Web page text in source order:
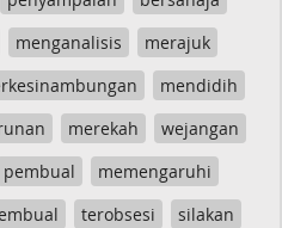
menganalisis
merajuk
mendidih
merekah
wejangan
pembual
memengaruhi
terobsesi
silakan